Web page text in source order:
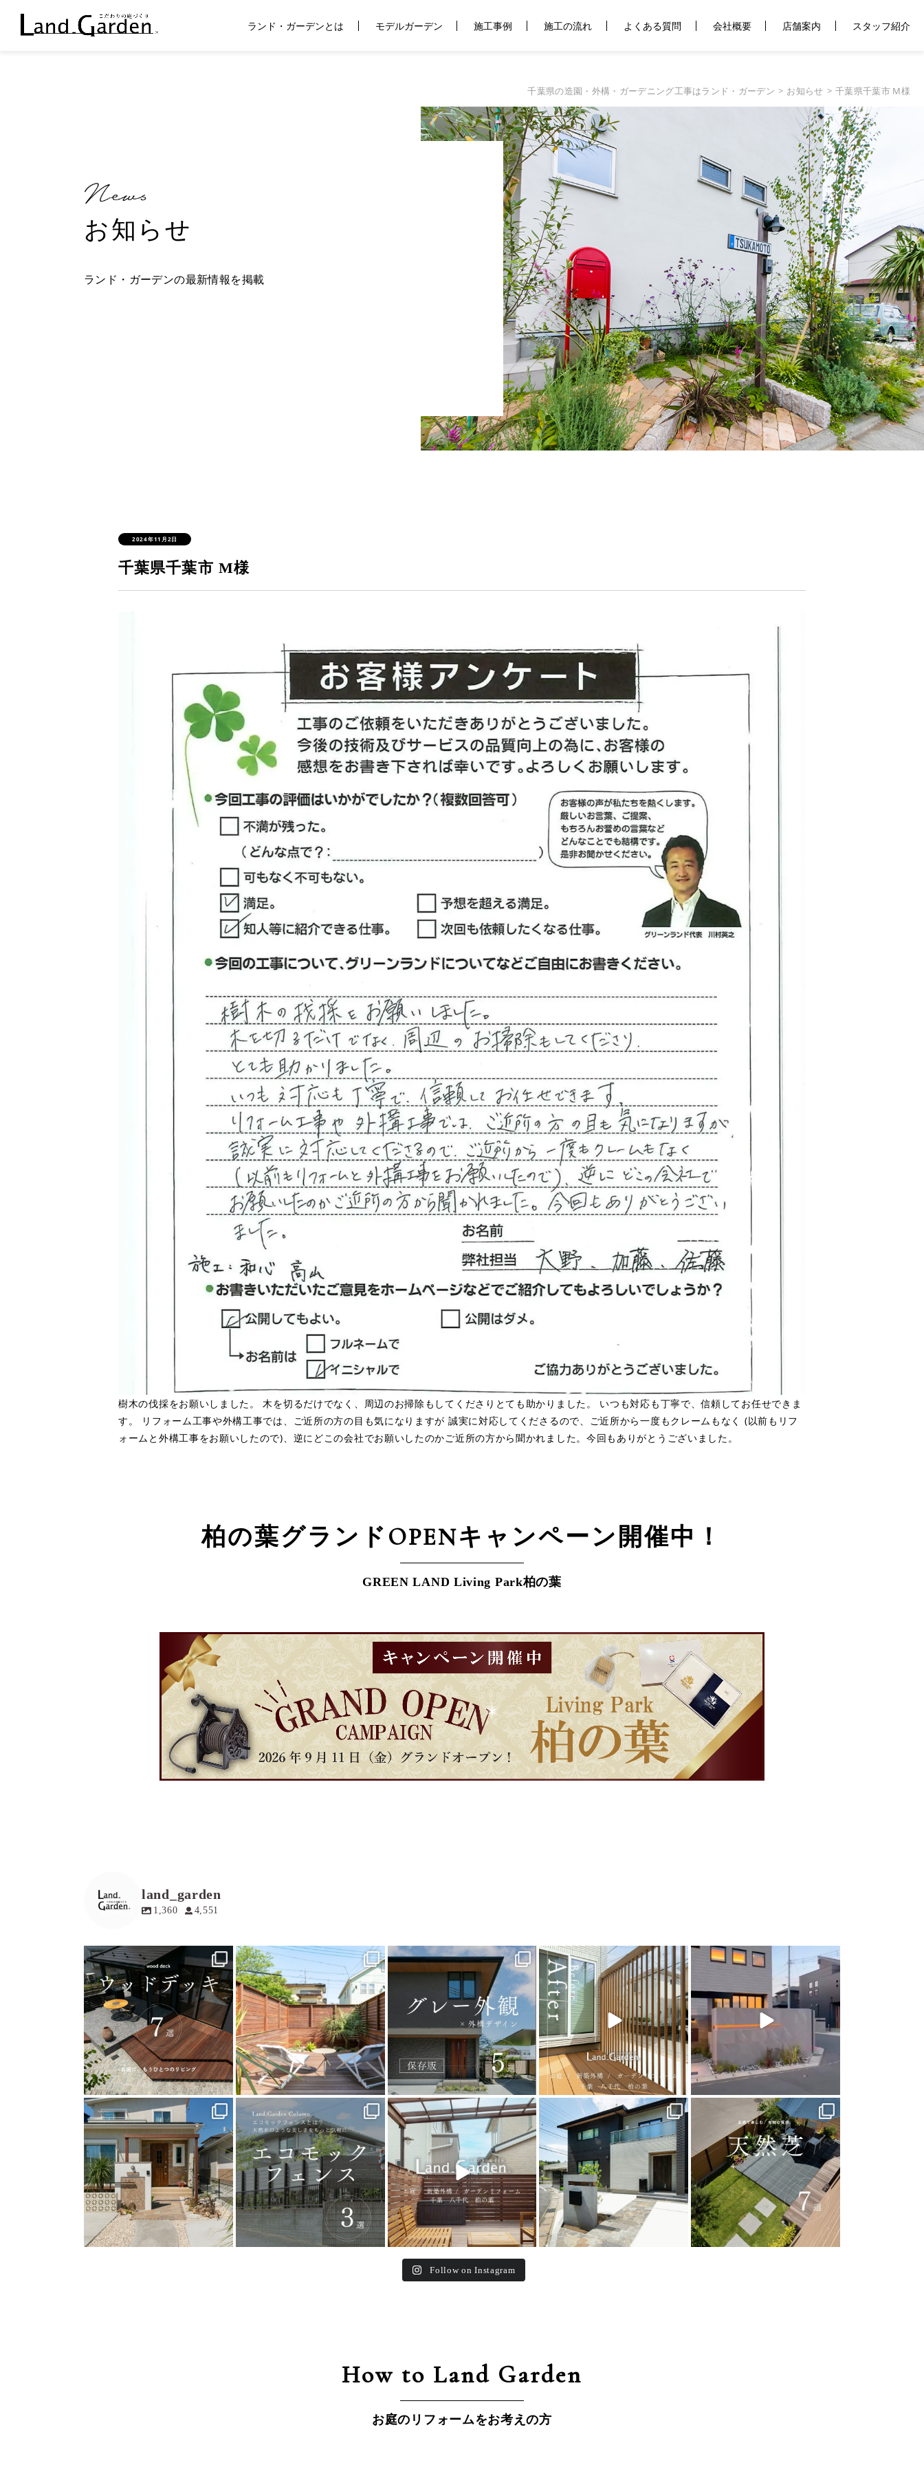
ランド・ガーデンとは モデルガーデン 施工事例 施工の流れ よくある質問 会社概要 店舗案内 スタッフ紹介
千葉県の造園・外構・ガーデニング工事はランド・ガーデン お知らせ 千葉県千葉市 M様
お知らせ
ランド・ガーデンの最新情報を掲載
2024年11月2日
千葉県千葉市 M様
樹木の伐採をお願いしました。 木を切るだけでなく、周辺のお掃除もしてくださりとても助かりました。 いつも対応も丁寧で、信頼してお任せできま
す。 リフォーム工事や外構工事では、ご近所の方の目も気になりますが 誠実に対応してくださるので、ご近所から一度もクレームもなく (以前もリフ
ォームと外構工事をお願いしたので)、逆にどこの会社でお願いしたのかご近所の方から聞かれました。今回もありがとうございました。
柏の葉グランドOPENキャンペーン開催中！
GREEN LAND Living Park柏の葉
land_garden
1,360 4,551
land_garden
16 0
land_garden
19
land_garden
20 0
land_garden
22 0
land_garden
22 0
land_garden
25 0
land_garden
15 0
land_garden
32 0
land_garden
24 0
land_garden
40 0
Follow on Instagram
How to Land Garden
お庭のリフォームをお考えの方